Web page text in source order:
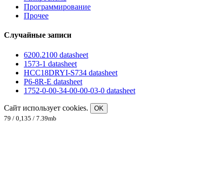
Программирование
Прочее
Случайные записи
6200.2100 datasheet
1573-1 datasheet
HCC18DRYI-S734 datasheet
P6-8R-E datasheet
1752-0-00-34-00-00-03-0 datasheet
Сайт использует cookies.
OK
79 / 0,135 / 7.39mb